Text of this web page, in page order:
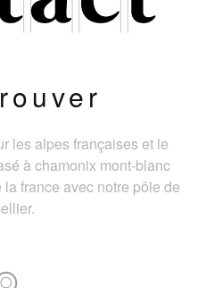
les alpes françaises et le
à chamonix mont-blanc
france avec notre pôle de